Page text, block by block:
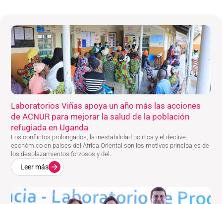
Laboratorios Viñas apoya un año más las acciones
de ACNUR para mejorar la salud de la población
refugiada en Uganda
Los conflictos prolongados, la inestabilidad política y el declive
económico en países del África Oriental son los motivos principales de
los desplazamientos forzosos y del...
Leer más